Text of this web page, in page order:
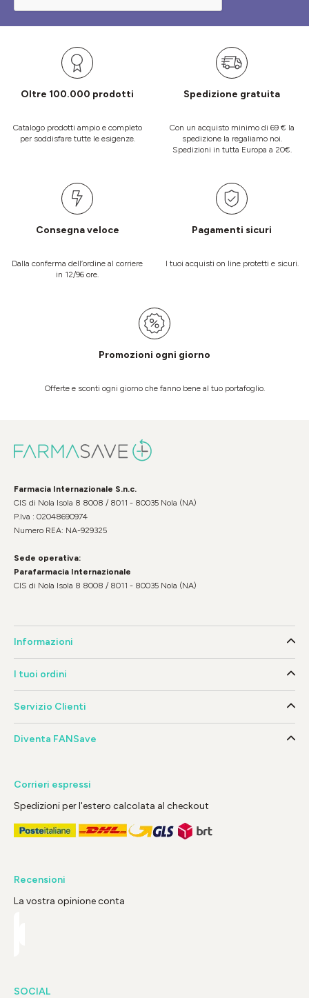
Oltre 100.000 prodotti
Catalogo prodotti ampio e completo
per soddisfare tutte le esigenze.
Spedizione gratuita
Con un acquisto minimo di 69 € la
spedizione la regaliamo noi.
Spedizioni in tutta Europa a 20€.
Consegna veloce
Dalla conferma dell’ordine al corriere
in 12/96 ore.
Pagamenti sicuri
I tuoi acquisti on line protetti e sicuri.
Promozioni ogni giorno
Offerte e sconti ogni giorno che fanno bene al tuo portafoglio.
Farmacia Internazionale S.n.c.
CIS di Nola Isola 8 8008 / 8011 - 80035 Nola (NA)
P.Iva : 02048690974
Numero REA: NA-929325
Sede operativa:
Parafarmacia Internazionale
CIS di Nola Isola 8 8008 / 8011 - 80035 Nola (NA)
Informazioni
I tuoi ordini
Servizio Clienti
Diventa FANSave
Corrieri espressi
Spedizioni per l'estero calcolata al checkout
Recensioni
La vostra opinione conta
SOCIAL